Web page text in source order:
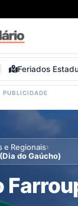
Feriados
e Regionais›
do Gaúcho)